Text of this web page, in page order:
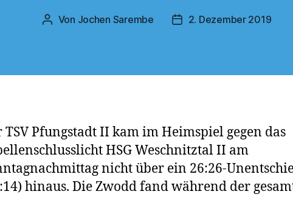
Beitragsautor
Von Jochen Sarembe Veröffentlichungsdatum
2. Dezember 2019
TSV Pfungstadt II kam im Heimspiel gegen das
HSG Weschnitztal II am
nicht über ein 26:26-
hinaus. Die Zwodd fand während der